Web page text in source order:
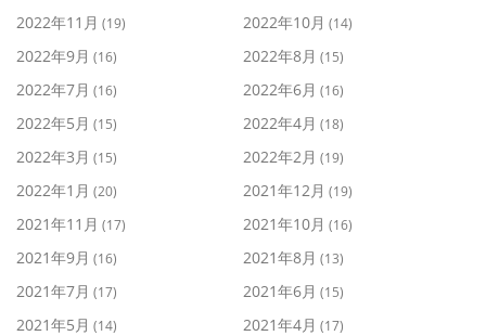
2022年11月 (19) 2022年10月 (14)
2022年9月 (16) 2022年8月 (15)
2022年7月 (16) 2022年6月 (16)
2022年5月 (15) 2022年4月 (18)
2022年3月 (15) 2022年2月 (19)
2022年1月 (20) 2021年12月 (19)
2021年11月 (17) 2021年10月 (16)
2021年9月 (16) 2021年8月 (13)
2021年7月 (17) 2021年6月 (15)
2021年5月 (14) 2021年4月 (17)